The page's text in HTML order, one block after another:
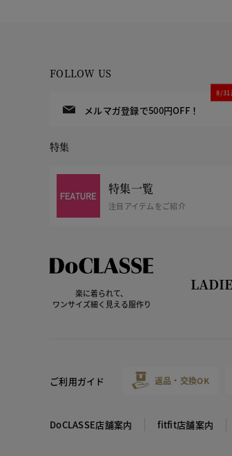
FOLLOW US
メルマガ登録で500円OFF！
8/31
特集
特集一覧
注目アイテムをご紹介
楽に着られて、
ワンサイズ細く見える服作り
ご利用ガイド 返品・交換OK
DoCLASSE店舗案内 fitfit店舗案内